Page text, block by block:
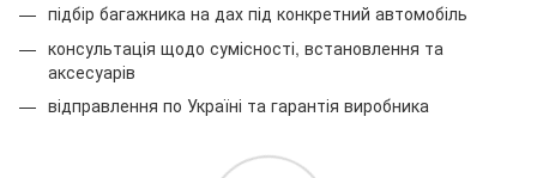
підбір багажника на дах під конкретний автомобіль
консультація щодо сумісності, встановлення та
аксесуарів
відправлення по Україні та гарантія виробника